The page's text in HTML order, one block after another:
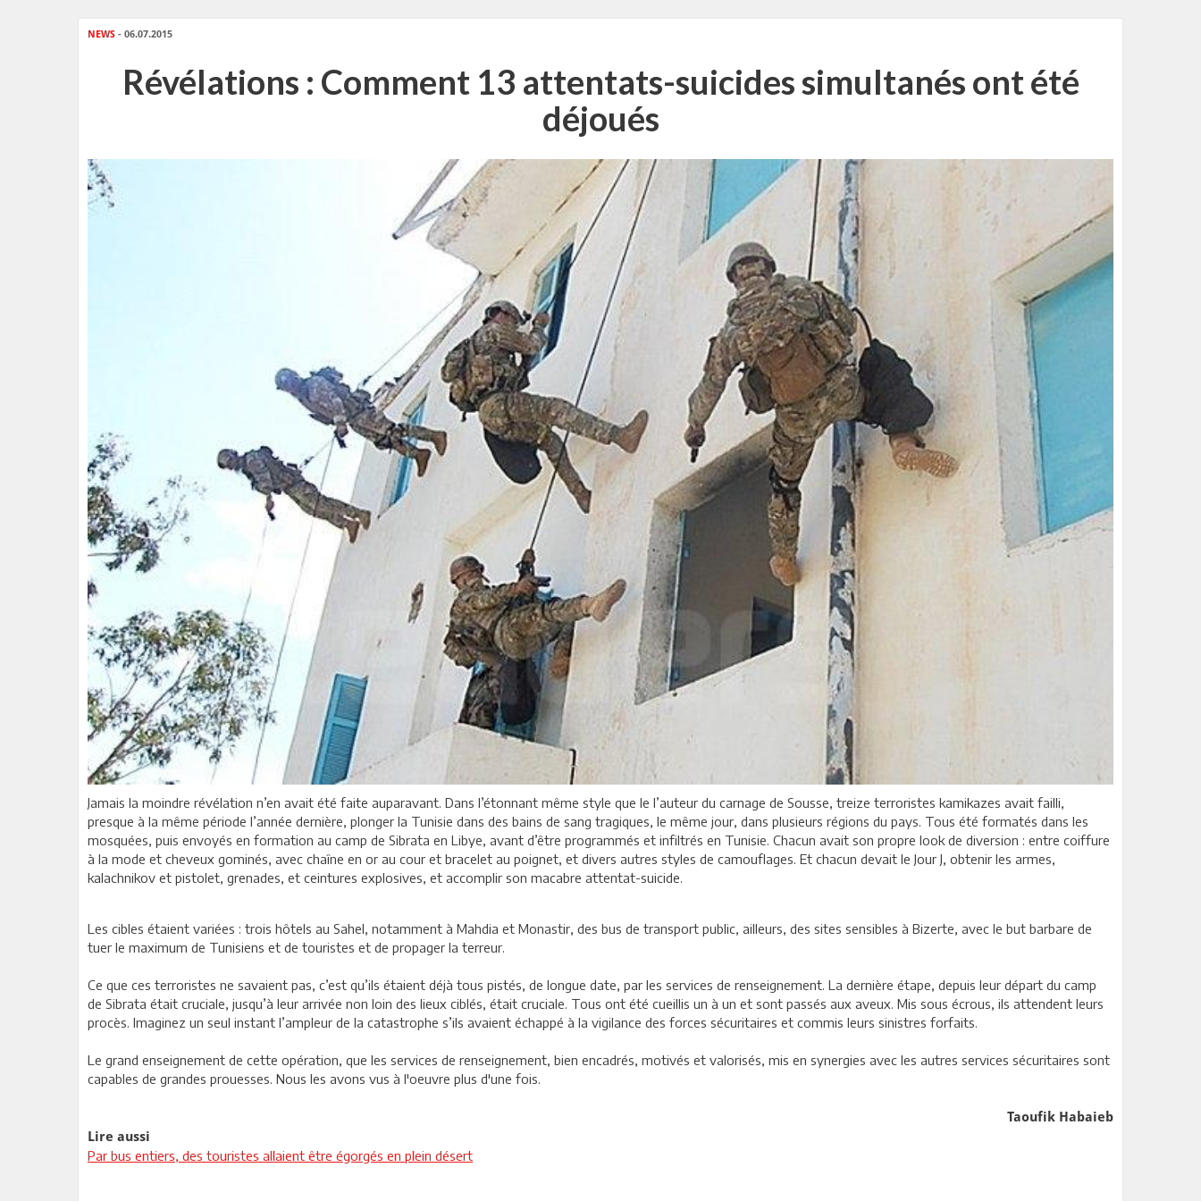
NEWS - 06.07.2015
Révélations : Comment 13 attentats-suicides simultanés ont été
déjoués
Jamais la moindre révélation n’en avait été faite auparavant. Dans l’étonnant même style que le l’auteur du carnage de Sousse, treize terroristes kamikazes avait failli,
presque à la même période l’année dernière, plonger la Tunisie dans des bains de sang tragiques, le même jour, dans plusieurs régions du pays. Tous été formatés dans les
mosquées, puis envoyés en formation au camp de Sibrata en Libye, avant d’être programmés et infiltrés en Tunisie. Chacun avait son propre look de diversion : entre coiffure
à la mode et cheveux gominés, avec chaîne en or au cour et bracelet au poignet, et divers autres styles de camouflages. Et chacun devait le Jour J, obtenir les armes,
kalachnikov et pistolet, grenades, et ceintures explosives, et accomplir son macabre attentat-suicide.
Les cibles étaient variées : trois hôtels au Sahel, notamment à Mahdia et Monastir, des bus de transport public, ailleurs, des sites sensibles à Bizerte, avec le but barbare de
tuer le maximum de Tunisiens et de touristes et de propager la terreur.
Ce que ces terroristes ne savaient pas, c’est qu’ils étaient déjà tous pistés, de longue date, par les services de renseignement. La dernière étape, depuis leur départ du camp
de Sibrata était cruciale, jusqu’à leur arrivée non loin des lieux ciblés, était cruciale. Tous ont été cueillis un à un et sont passés aux aveux. Mis sous écrous, ils attendent leurs
procès. Imaginez un seul instant l’ampleur de la catastrophe s’ils avaient échappé à la vigilance des forces sécuritaires et commis leurs sinistres forfaits.
Le grand enseignement de cette opération, que les services de renseignement, bien encadrés, motivés et valorisés, mis en synergies avec les autres services sécuritaires sont
capables de grandes prouesses. Nous les avons vus à l'oeuvre plus d'une fois.
Taoufik Habaieb
Lire aussi
Par bus entiers, des touristes allaient être égorgés en plein désert